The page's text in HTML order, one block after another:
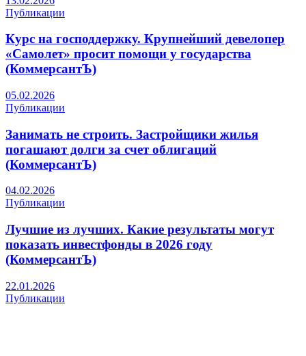
Публикации
Курс на господдержку. Крупнейший девелопер
«Самолет» просит помощи у государства
(КоммерсантЪ)
05.02.2026
Публикации
Занимать не строить. Застройщики жилья
погашают долги за счет облигаций
(КоммерсантЪ)
04.02.2026
Публикации
Лучшие из лучших. Какие результаты могут
показать инвестфонды в 2026 году
(КоммерсантЪ)
22.01.2026
Публикации